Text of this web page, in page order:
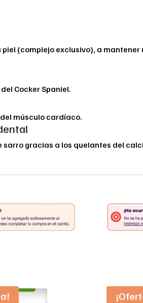
(complejo exclusivo), a mantener
Cocker Spaniel.
músculo cardíaco.
gracias a los quelantes del